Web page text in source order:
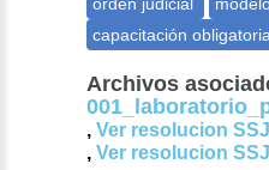
Archivos
,Ver resolucion
,Ver resolucion